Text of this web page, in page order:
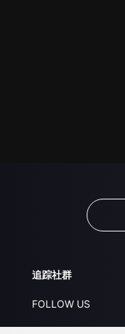
追踪社群
FOLLOW US